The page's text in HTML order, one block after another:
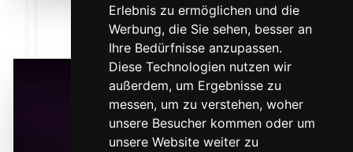
Erlebnis zu ermöglichen und die
Werbung, die Sie sehen, besser an
Ihre Bedürfnisse anzupassen.
Diese Technologien nutzen wir
außerdem, um Ergebnisse zu
messen, um zu verstehen, woher
unsere Besucher kommen oder um
unsere Website weiter zu